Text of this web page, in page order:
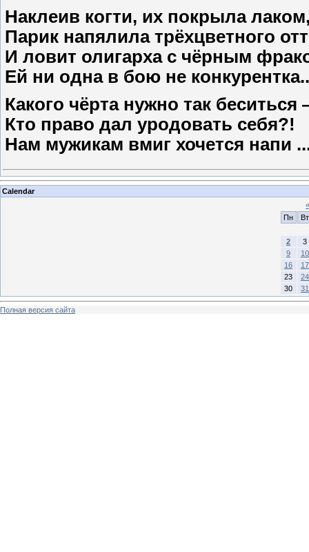
Наклеив когти, их покрыла
Парик напялила трёхцветного
И ловит олигарха с чёрным
Ей ни одна в бою не
Какого чёрта нужно так беситься
Кто право дал уродовать себя?!
Нам мужикам вмиг хочется напи
Calendar
«
Пн
Вт
2
3
9
10
16
17
23
24
30
31
Полная версия сайта